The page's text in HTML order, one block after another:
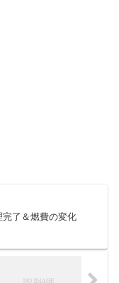
了＆燃費の変化